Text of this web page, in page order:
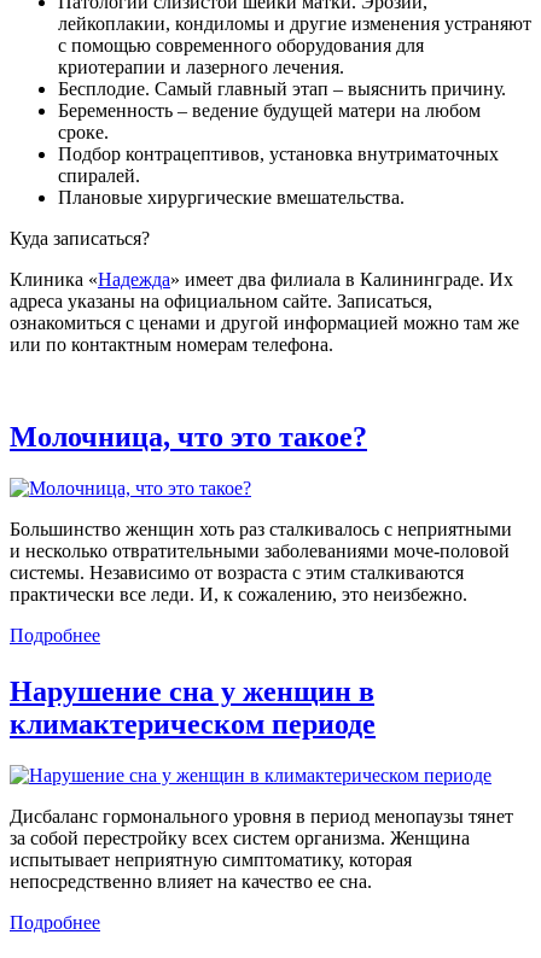
лейкоплакии, кондиломы и другие изменения устраняют
с помощью современного оборудования для
криотерапии и лазерного лечения.
Бесплодие. Самый главный этап – выяснить причину.
Беременность – ведение будущей матери на любом
сроке.
Подбор контрацептивов, установка внутриматочных
спиралей.
Плановые хирургические вмешательства.
Куда записаться?
Клиника «Надежда» имеет два филиала в Калининграде. Их
адреса указаны на официальном сайте. Записаться,
ознакомиться с ценами и другой информацией можно там же
или по контактным номерам телефона.
Молочница, что это такое?
Большинство женщин хоть раз сталкивалось с неприятными
и несколько отвратительными заболеваниями моче-половой
системы. Независимо от возраста с этим сталкиваются
практически все леди. И, к сожалению, это неизбежно.
Подробнее
Нарушение сна у женщин в
климактерическом периоде
Дисбаланс гормонального уровня в период менопаузы тянет
за собой перестройку всех систем организма. Женщина
испытывает неприятную симптоматику, которая
непосредственно влияет на качество ее сна.
Подробнее